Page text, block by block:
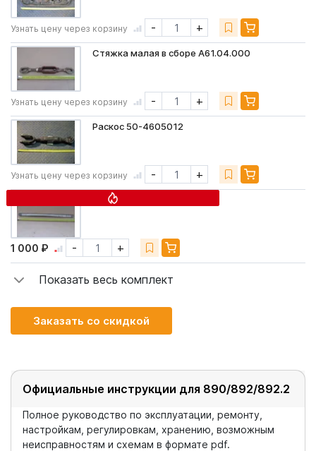
Узнать цену через корзину - +
Стяжка малая в сборе А61.04.000
Узнать цену через корзину - +
Раскос 50-4605012
Узнать цену через корзину - +
Ось тяг 70-4605026 РЗ
1 000 ₽ - +
Показать весь комплект
Заказать со скидкой
Официальные инструкции для 890/892/892.2
Полное руководство по эксплуатации, ремонту,
настройкам, регулировкам, хранению, возможным
неисправностям и схемам в формате pdf.